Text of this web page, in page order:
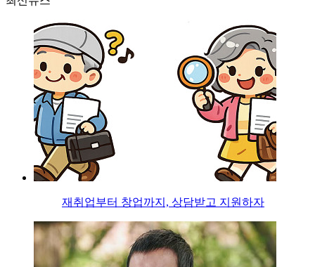
재취업부터 창업까지, 상담받고 지원하자